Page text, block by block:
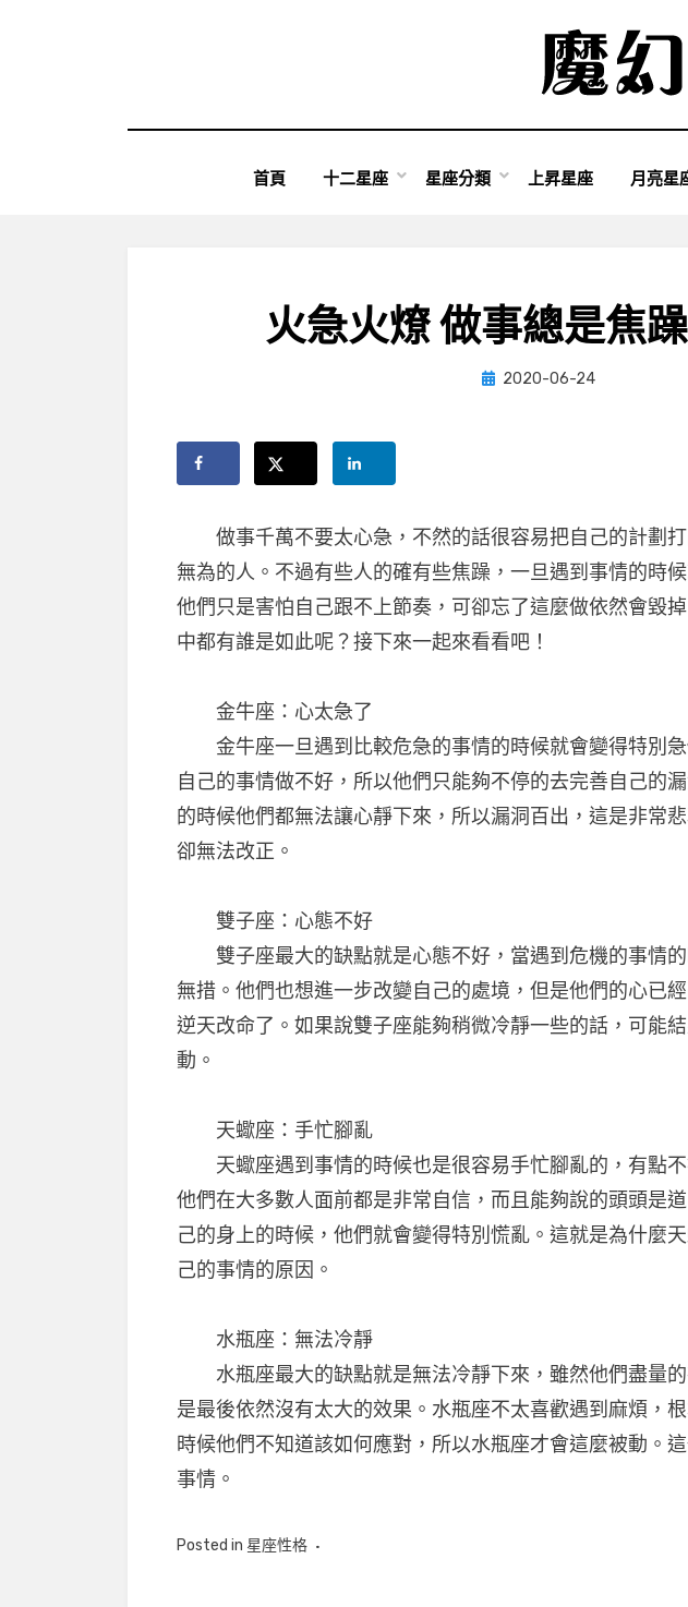
首頁 十二星座 星座分類 上昇星座 月亮星
火急火燎 做事總是焦
by小編
Posted
2020-06-24
做事千萬不要太心急，不然的話很容易把自己的計劃打
無為的人。不過有些人的確有些焦躁，一旦遇到事情的時
他們只是害怕自己跟不上節奏，可卻忘了這麼做依然會毀
中都有誰是如此呢？接下來一起來看看吧！
金牛座：心太急了
金牛座一旦遇到比較危急的事情的時候就會變得特別急
自己的事情做不好，所以他們只能夠不停的去完善自己的
的時候他們都無法讓心靜下來，所以漏洞百出，這是非常
卻無法改正。
雙子座：心態不好
雙子座最大的缺點就是心態不好，當遇到危機的事情的
無措。他們也想進一步改變自己的處境，但是他們的心已
逆天改命了。如果說雙子座能夠稍微冷靜一些的話，可能
動。
天蠍座：手忙腳亂
天蠍座遇到事情的時候也是很容易手忙腳亂的，有點不
他們在大多數人面前都是非常自信，而且能夠說的頭頭是
己的身上的時候，他們就會變得特別慌亂。這就是為什麼
己的事情的原因。
水瓶座：無法冷靜
水瓶座最大的缺點就是無法冷靜下來，雖然他們盡量的
是最後依然沒有太大的效果。水瓶座不太喜歡遇到麻煩，
時候他們不知道該如何應對，所以水瓶座才會這麼被動。
事情。
Posted in 星座性格